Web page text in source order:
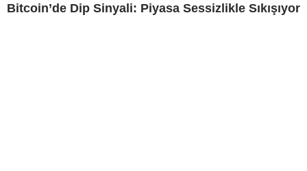
Bitcoin’de Dip Sinyali: Piyasa Sessizlikle Sıkışıyor